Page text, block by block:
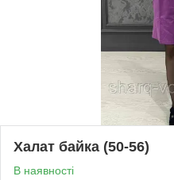
Халат байка (50-56)
В наявності